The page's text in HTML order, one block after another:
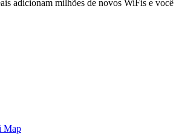
adicionam milhões de novos WiFis e você
Map